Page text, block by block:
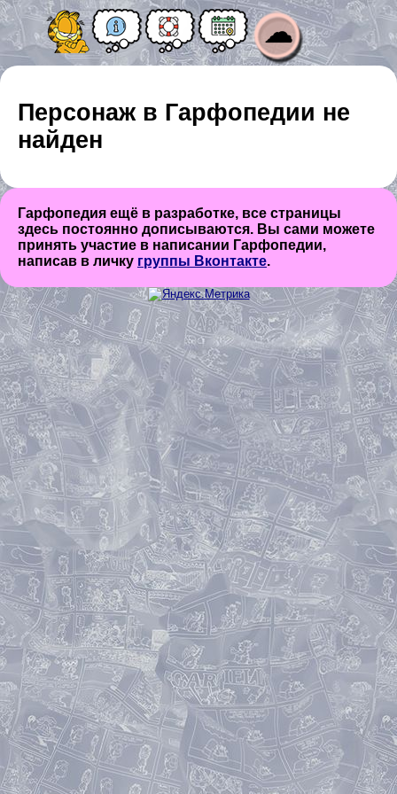
☁
Персонаж в Гарфопедии не
найден
Гарфопедия ещё в разработке, все страницы
здесь постоянно дописываются. Вы сами можете
принять участие в написании Гарфопедии,
написав в личку группы Вконтакте.